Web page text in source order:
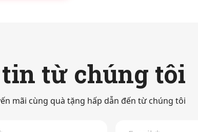
từ chúng tôi
mãi cùng quà tặng hấp dẫn đến từ chúng tôi